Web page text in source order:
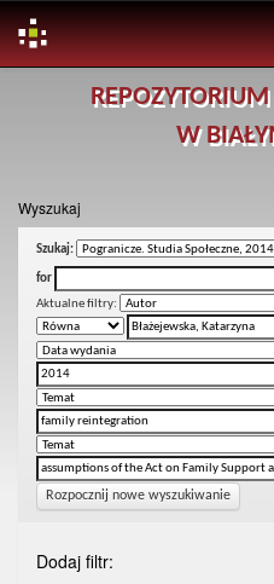
W
Wyszukaj
Szukaj:
for
Aktualne filtry:
Rozpocznij nowe wyszukiwanie
Dodaj filtr: